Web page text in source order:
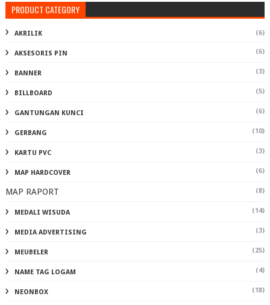
PRODUCT CATEGORY
AKRILIK (6)
AKSESORIS PIN (6)
BANNER (3)
BILLBOARD (5)
GANTUNGAN KUNCI (6)
GERBANG (10)
KARTU PVC (3)
MAP HARDCOVER (6)
MAP RAPORT (8)
MEDALI WISUDA (14)
MEDIA ADVERTISING (3)
MEUBELER (25)
NAME TAG LOGAM (4)
NEONBOX (18)